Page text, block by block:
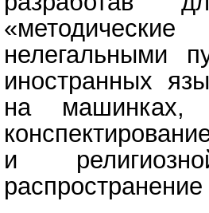
нелегальными
иностранных
на машинках,
и